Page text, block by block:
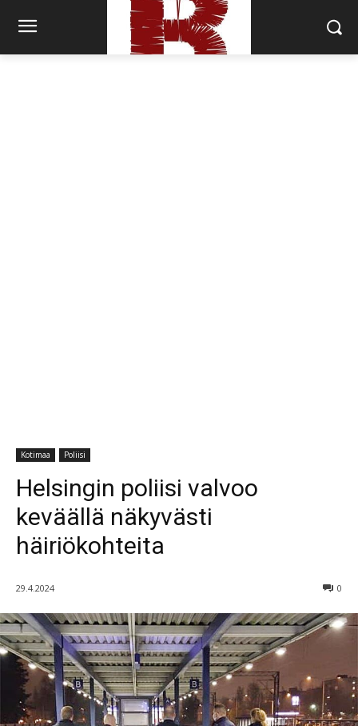
Kotimaa Poliisi
Helsingin poliisi valvoo
keväällä näkyvästi
häiriökohteita
29.4.2024 0